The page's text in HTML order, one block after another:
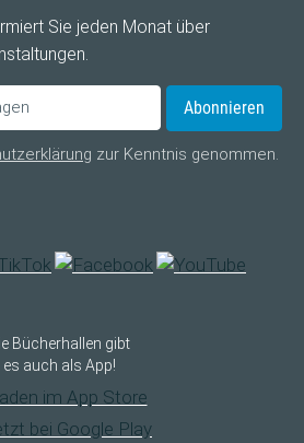
Sie jeden Monat über
Abonnieren
zur Kenntnis genommen.
Bücherhallen gibt
es auch als App!